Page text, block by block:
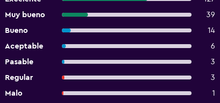
Muy bueno
39
Bueno
14
Aceptable
6
Pasable
3
Regular
3
Malo
1